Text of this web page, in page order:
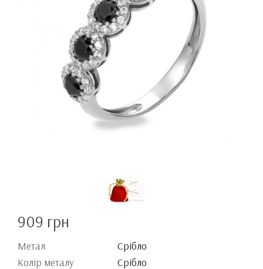
909 грн
Метал
Срібло
Колір металу
Срібло